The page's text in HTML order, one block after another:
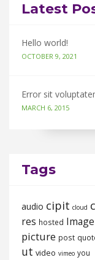
Latest
Hello world!
OCTOBER 9, 2021
Error sit
MARCH 6, 2015
Tags
audio cipit cloud
res hosted Image
picture post
ut video vimeo you